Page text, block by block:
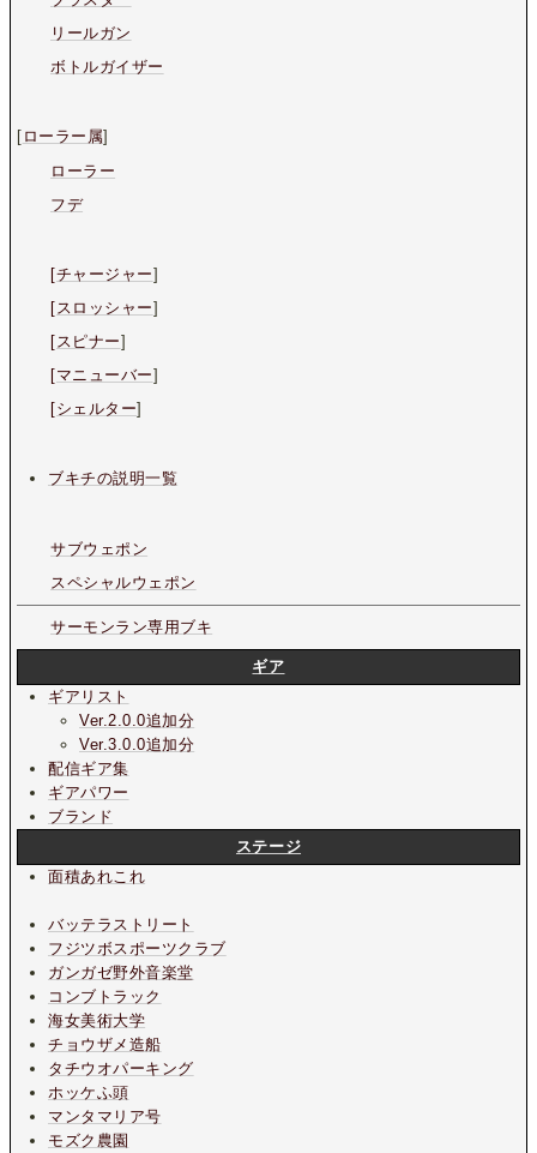
リールガン
ボトルガイザー
[ ローラー属]
ローラー
フデ
[チャージャー]
[スロッシャー]
[スピナー]
[マニューバー]
[シェルター]
ブキチの説明一覧
サブウェポン
スペシャルウェポン
サーモンラン専用ブキ
ギア
ギアリスト
Ver.2.0.0追加分
Ver.3.0.0追加分
配信ギア集
ギアパワー
ブランド
ステージ
面積あれこれ
バッテラストリート
フジツボスポーツクラブ
ガンガゼ野外音楽堂
コンブトラック
海女美術大学
チョウザメ造船
タチウオパーキング
ホッケふ頭
マンタマリア号
モズク農園